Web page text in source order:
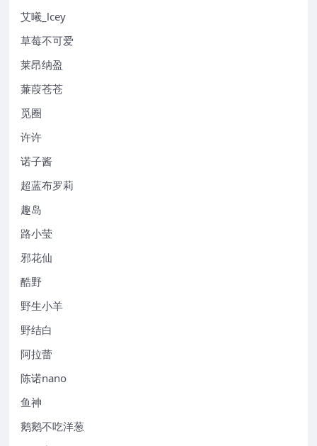
艾曦_lcey
草莓不可爱
莱昂纳盈
蒹葭苍苍
觅圈
许许
诺子酱
超蓝布罗莉
趣岛
路小莹
邪花仙
酷野
野生小羊
野结白
阿拉蕾
陈诺nano
鱼神
鹅鹅不吃洋葱